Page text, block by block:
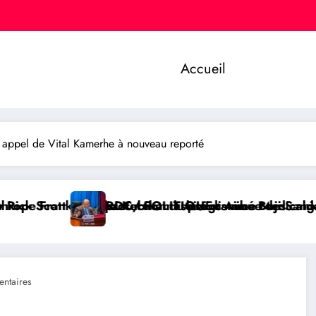
Accueil
de Vital Kamerhe à nouveau reporté
Medicaid
des cahiers aux écoliers de la chefferie de
Boji Sangara plaide pour un tribunal international
RDC/ POLITIQUE :